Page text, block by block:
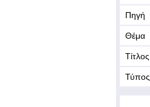
Πηγή
Θέμα
Τίτλος
Τύπος